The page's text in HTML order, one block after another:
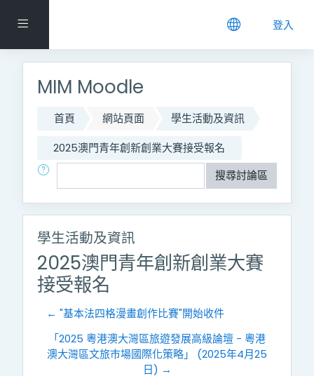
側板 登入
MIM Moodle
首頁 網站頁面
學生活動及資訊
2025澳門青年創新創業大賽接受報名
搜尋
搜尋討論區
學生活動及資訊
2025澳門青年創新創業大賽
接受報名
← "基本法四格漫畫創作比賽"開始收件
「2025 粵港澳大灣區旅遊發展高級論壇 - 粵港
澳大灣區文旅市場國際化策略」 (2025年4月25
日) →